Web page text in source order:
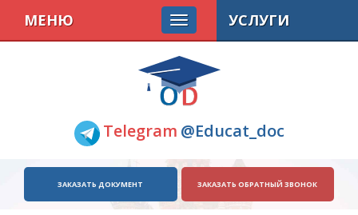
Telegram @Educat_doc
МЕНЮ
ЗАКАЗАТЬ ДОКУМЕНТ ЗАКАЗАТЬ ОБРАТНЫЙ ЗВОНОК
УСЛУГИ